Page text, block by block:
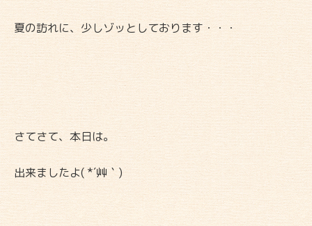
夏の訪れに、少しゾッとしております・・・
さてさて、本日は。
出来ましたよ( *´艸｀)